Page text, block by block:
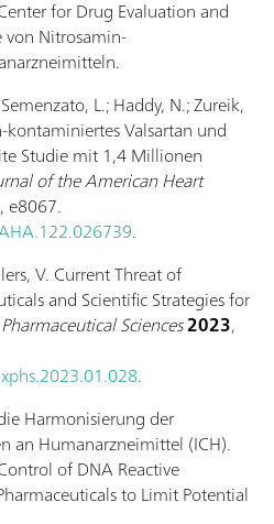
for Drug Evaluation and
von Nitrosamin-
L.; Haddy, N.; Zureik,
Valsartan und
Studie mit 1,4 Millionen
of the American Heart
e8067.
.
V. Current Threat of
and Scientific Strategies for
Sciences2023,
.
Harmonisierung der
an Humanarzneimittel (ICH).
of DNA Reactive
to Limit Potential